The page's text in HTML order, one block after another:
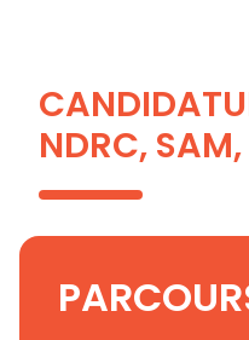
NDRC,